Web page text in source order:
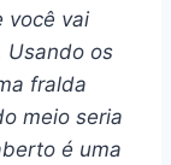
você vai
Usando os
fralda
meio seria
é uma